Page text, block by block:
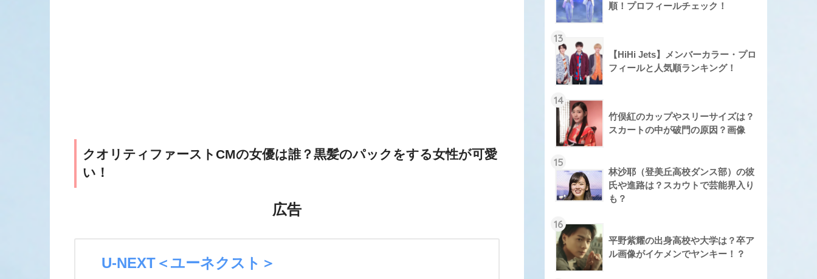
クオリティファーストCMの女優は誰？黒髪のパックをする女性が可愛
い！
広告
U-NEXT＜ユーネクスト＞
順！プロフィールチェック！
13
【HiHi Jets】メンバーカラー・プロ
フィールと人気順ランキング！
14
竹俣紅のカップやスリーサイズは？
スカートの中が破門の原因？画像
15
林沙耶（登美丘高校ダンス部）の彼
氏や進路は？スカウトで芸能界入り
も？
16
平野紫耀の出身高校や大学は？卒ア
ル画像がイケメンでヤンキー！？